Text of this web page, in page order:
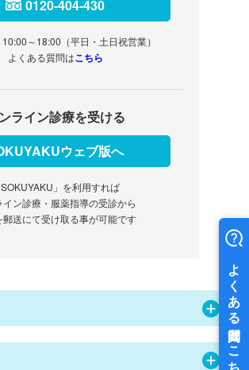
0120-404-430
～18:00（平日・土日祝営業）
よくある質問はこちら
ライン診療を受ける
ウェブ版へ
SOKUYAKU」を利用すれば
イン診療・服薬指導の受診から
郵送にて受け取る事が可能です